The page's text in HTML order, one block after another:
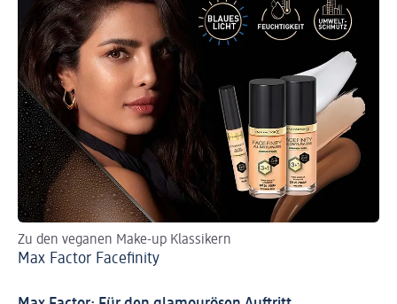
Zu den veganen Make-up Klassikern
Max Factor Facefinity